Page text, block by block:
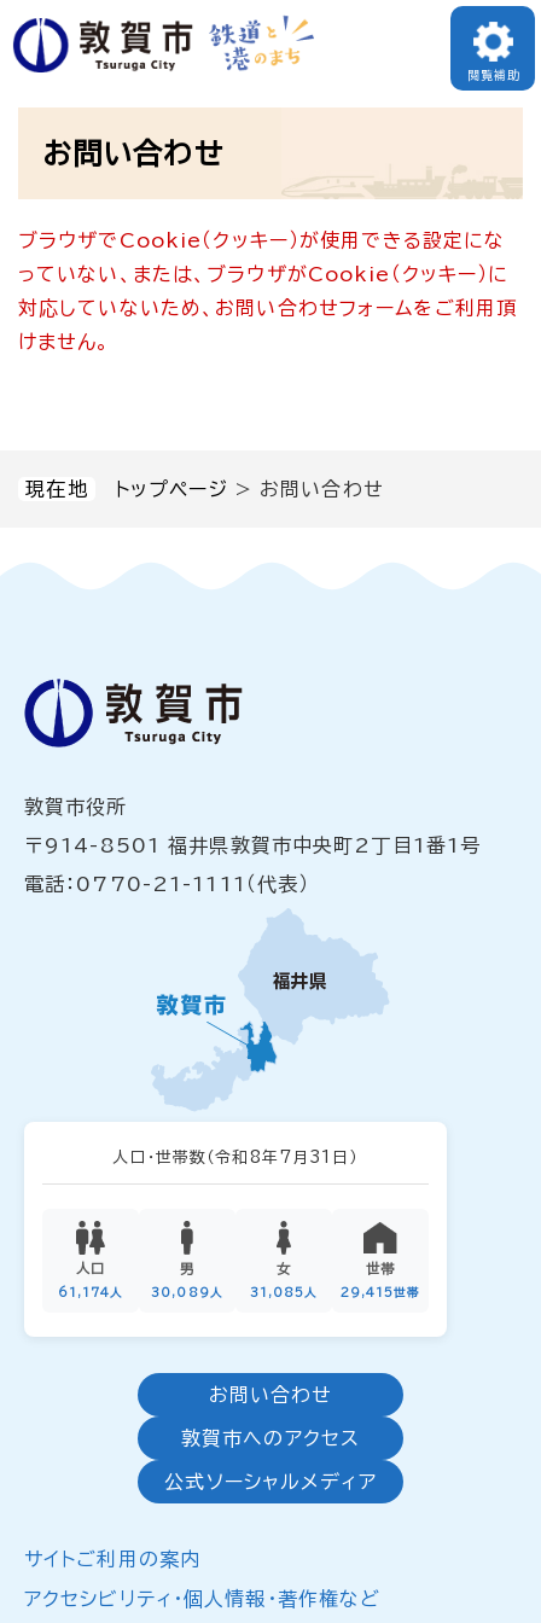
ペ
ー
す
メニューを飛ばして本文へ
閲覧補助
現在地 トップページ > お問い合わせ
お問い合わせ
ブラウザでCookie（クッキー）が使用できる設定にな
っていない、または、ブラウザがCookie（クッキー）に
対応していないため、お問い合わせフォームをご利用頂
けません。
敦賀市役所
〒914-8501 福井県敦賀市中央町2丁目1番1号
電話：0770-21-1111（代表）
人口・世帯数 （令和8年7月31日）
人口
61,174人
男
30,089人
女
31,085人
世帯
29,415世帯
お問い合わせ
敦賀市へのアクセス
公式ソーシャルメディア
サイトご利用の案内
アクセシビリティ・個人情報・著作権など